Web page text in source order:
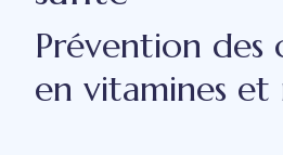
Prévention des
en vitamines et